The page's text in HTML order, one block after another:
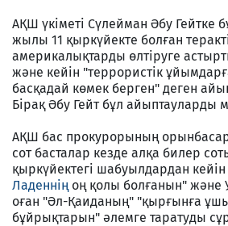
АҚШ үкіметі Сүлейман Әбу Гейтке
жылы 11 қыркүйекте болған
америкалықтарды өлтіруге
және кейін "террористік
басқадай көмек берген" деген
Бірақ Әбу Гейт бұл
АҚШ бас прокурорының
сот басталар кезде алқа билер
қыркүйектегі шабуылдардан
Ладеннің оң қолы болғанын" және
оған "Әл-Қаиданың" "қырғынға
бұйрықтарын" әлемге таратуды